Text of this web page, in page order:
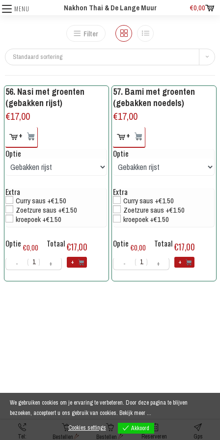
MENU Nakhon Thai & De Lange Muur €0,00
Filter
Standaard sortering
56. Nasi met groenten
(gebakken rijst)
€17,00
+
Optie
Extra
Curry saus +€1.50
Zoetzure saus +€1.50
kroepoek +€1.50
Optie €0,00 Totaal€17,00
- + +
57. Bami met groenten
(gebakken noedels)
€17,00
+
Optie
Extra
Curry saus +€1.50
Zoetzure saus +€1.50
kroepoek +€1.50
Optie €0,00 Totaal€17,00
- + +
Tel: Bestellen Bestellen Reserveren Gps
We gebruiken cookies om je ervaring te verbeteren. Door deze pagina te blijven
bezoeken, accepteert u ons gebruik van cookies. Bekijk meer ...
Cookies settings
Akkoord